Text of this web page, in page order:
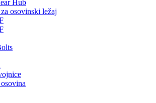
Hub
osovinski ležaj